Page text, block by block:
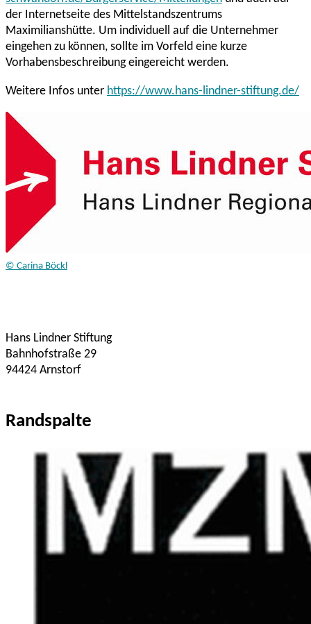
der Internetseite des Mittelstandszentrums
Maximilianshütte. Um individuell auf die Unternehmer
eingehen zu können, sollte im Vorfeld eine kurze
Vorhabensbeschreibung eingereicht werden.
Weitere Infos unter https://www.hans-lindner-stiftung.de/
© Carina Böckl
Hans Lindner Stiftung
Bahnhofstraße 29
94424 Arnstorf
Randspalte